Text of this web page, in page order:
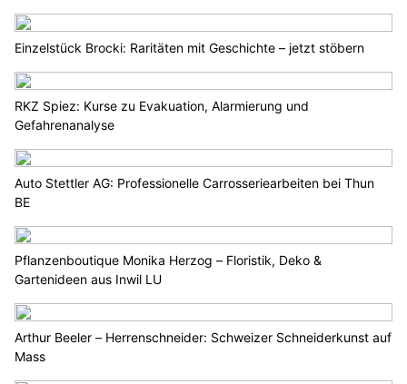
Einzelstück Brocki: Raritäten mit Geschichte – jetzt stöbern
RKZ Spiez: Kurse zu Evakuation, Alarmierung und
Gefahrenanalyse
Auto Stettler AG: Professionelle Carrosseriearbeiten bei Thun
BE
Pflanzenboutique Monika Herzog – Floristik, Deko &
Gartenideen aus Inwil LU
Arthur Beeler – Herrenschneider: Schweizer Schneiderkunst auf
Mass